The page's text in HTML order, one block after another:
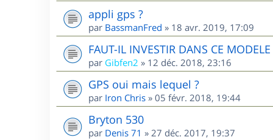
appli gps ?
par BassmanFred » 18 avr. 2019, 17:09
FAUT-IL INVESTIR DANS CE
par Gibfen2 » 12 déc. 2018, 23:16
GPS oui mais lequel ?
par Iron Chris » 05 févr. 2018, 19:44
Bryton 530
par Denis 71 » 27 déc. 2017, 19:37